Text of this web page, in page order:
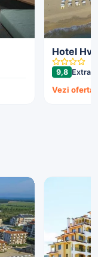
Hotel
9,8
Vezi oferta